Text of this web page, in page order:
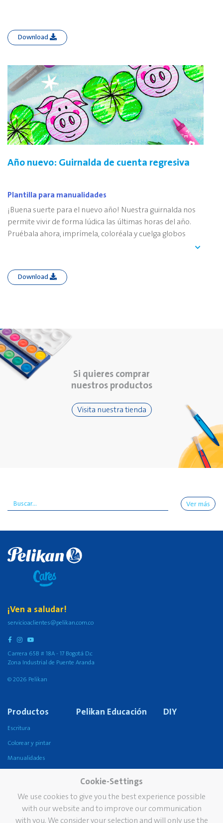
Download
Año nuevo: Guirnalda de cuenta regresiva
Plantilla para manualidades
¡Buena suerte para el nuevo año! Nuestra guirnalda nos
permite vivir de forma lúdica las últimas horas del año.
Pruébala ahora, imprímela, coloréala y cuelga globos
Download
Si quieres comprar
nuestros productos
Visita nuestra tienda
Ver más
¡Ven a saludar!
servicioaclientes@pelikan.com.co
Carrera 65B # 18A - 17 Bogotá D.c
Zona Industrial de Puente Aranda
© 2026 Pelikan
Productos
Escritura
Colorear y pintar
Manualidades
Oficina
Pelikan Educación DIY
Cookie-Settings
We use cookies to give you the best experience possible
with our website and to improve our communication
with you. We consider your selection and will only use the